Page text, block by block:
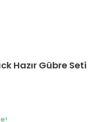
Hazır Gübre Seti